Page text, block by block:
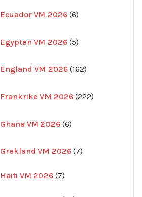
Ecuador VM 2026 6
produkter
Egypten VM 2026 5
produkter
England VM 2026 162
produkter
Frankrike VM 2026 222
produkter
Ghana VM 2026 6
produkter
Grekland VM 2026 7
produkter
Haiti VM 2026 77